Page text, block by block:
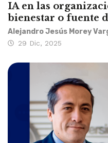
IA en las
bienestar o fuente
Alejandro Jesús Morey
29 Dic, 2025